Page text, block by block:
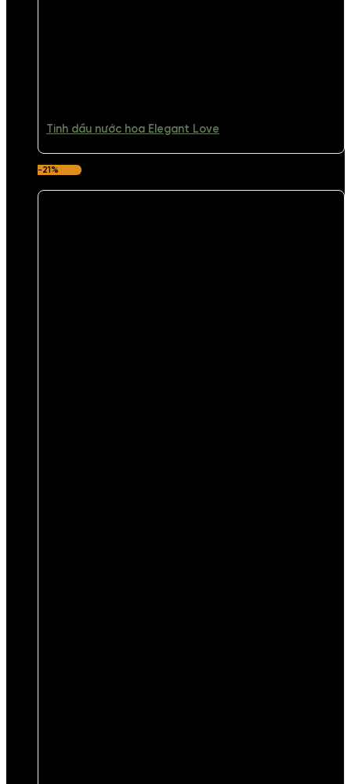
Tinh dầu nước hoa Elegant Love
-21%